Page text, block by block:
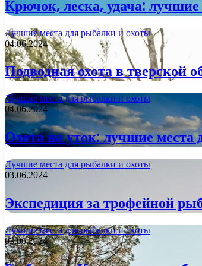
Крючок, леска, удача:
Лучшие места для рыбалки и охоты
04.06.2024
Подводная охота в тверской
Лучшие места для рыбалки и охоты
04.06.2024
Охота на уток: лучшие места
Лучшие места для рыбалки и охоты
03.06.2024
Экспедиция за трофейной
Лучшие места для рыбалки и охоты
03.06.2024